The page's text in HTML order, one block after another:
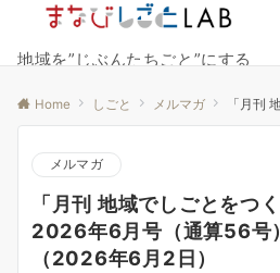
地域を”じぶんたちごと”にする
Home しごと メルマガ 「月刊 地域でしご
メルマガ
「月刊 地域でしごとをつ
2026年6月号（通算56号
（2026年6月2日）